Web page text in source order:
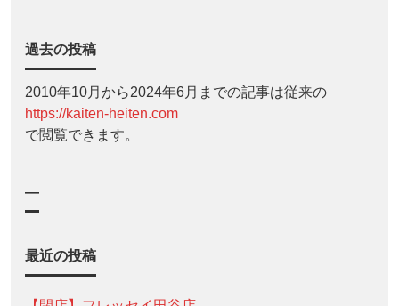
過去の投稿
2010年10月から2024年6月までの記事は従来の
https://kaiten-heiten.com
で閲覧できます。
—
最近の投稿